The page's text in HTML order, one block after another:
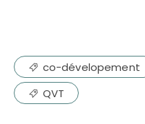
co-dévelopement
QVT